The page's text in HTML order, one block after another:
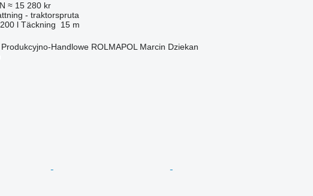
≈ 15 280 kr
- traktorspruta
l Täckning
15 m
Handlowe ROLMAPOL Marcin Dziekan